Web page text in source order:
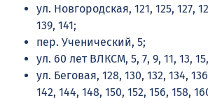
ул. Новгородская, 121, 125, 127,
139, 141;
пер. Ученический, 5;
ул. 60 лет ВЛКСМ, 5, 7, 9, 11, 13,
ул. Беговая, 128, 130, 132, 134,
142, 144, 148, 150, 152, 156, 158,